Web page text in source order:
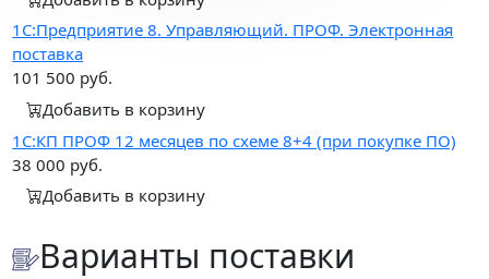
1С:Предприятие 8. Управляющий. ПРОФ. Электронная
поставка
101 500 руб.
Добавить в корзину
1С:КП ПРОФ 12 месяцев по схеме 8+4 (при покупке ПО)
38 000 руб.
Добавить в корзину
Варианты поставки